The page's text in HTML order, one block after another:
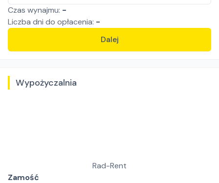
Czas wynajmu: -
Liczba dni do opłacenia: -
Dalej
Wypożyczalnia
Rad-Rent
Zamość